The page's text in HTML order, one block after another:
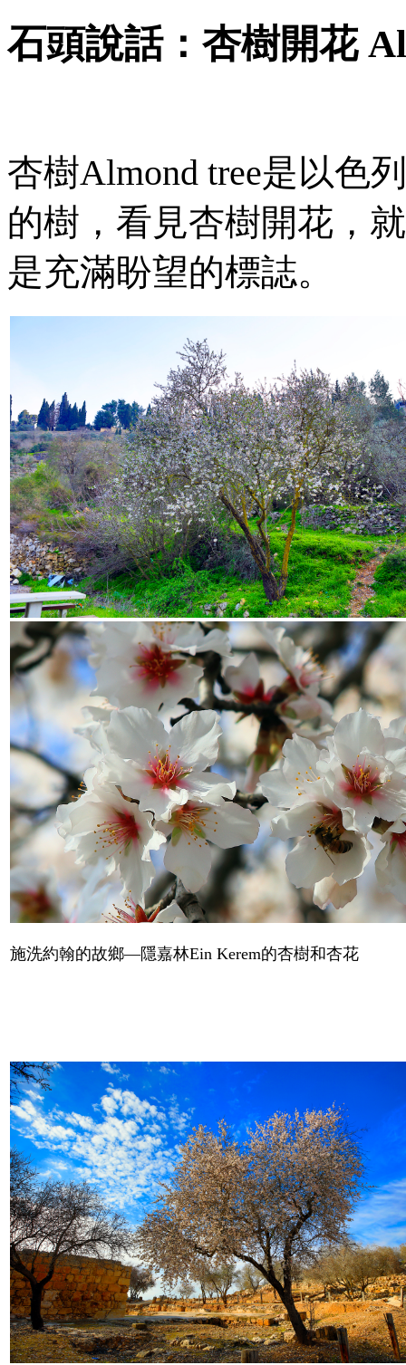
石頭說話：杏樹開花
杏樹Almond tree是以色
的樹，看見杏樹開花，
是充滿盼望的標誌。
施洗約翰的故鄉—隱嘉林Ein Kerem的杏樹和杏花